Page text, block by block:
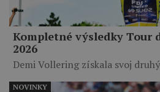
Kompletné výsledky Tour
2026
Demi Vollering získala svoj
NOVINKY